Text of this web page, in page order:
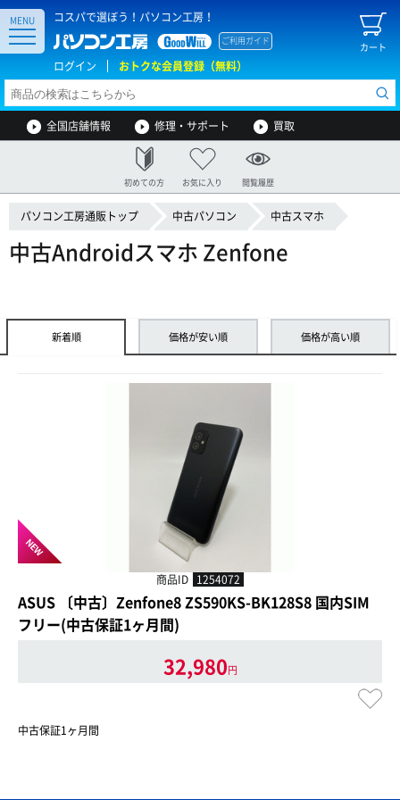
コスパで選ぼう！パソコン工房！
カート
ご利用ガイド
ログイン おトクな会員登録（無料）
MENU
全国店舗情報 修理・サポート 買取
初めての方 お気に入り 閲覧履歴
パソコン工房通販トップ 中古パソコン 中古スマホ
中古Androidスマホ Zenfone
新着順 価格が安い順 価格が高い順
NEW
商品ID 1254072
ASUS 〔中古〕Zenfone8 ZS590KS-BK128S8 国内SIM
フリー(中古保証1ヶ月間)
32,980円
中古保証1ヶ月間